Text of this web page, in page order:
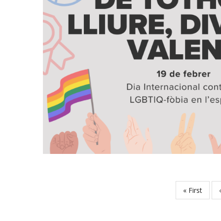
19 De Febrer, Dia Internacional
Fòbia En L’Esport
S. socials
First
page
« First